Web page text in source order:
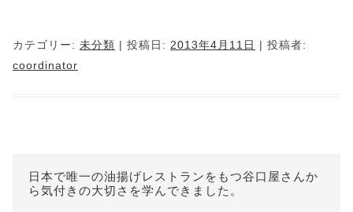
カテゴリー: 未分類 | 投稿日: 2013年4月11日 | 投稿者:
coordinator
日本で唯一の油揚げレストランをもつ谷口屋さんか
ら気付きの大切さを学んできました。